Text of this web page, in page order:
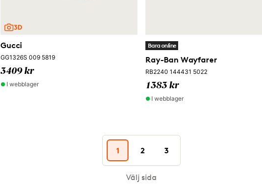
Gucci
GG1326S 009 5819
3409 kr
I webblager
Bara online
Ray-Ban Wayfarer
RB2240 144431 5022
1383 kr
I webblager
1 2 3
Välj sida